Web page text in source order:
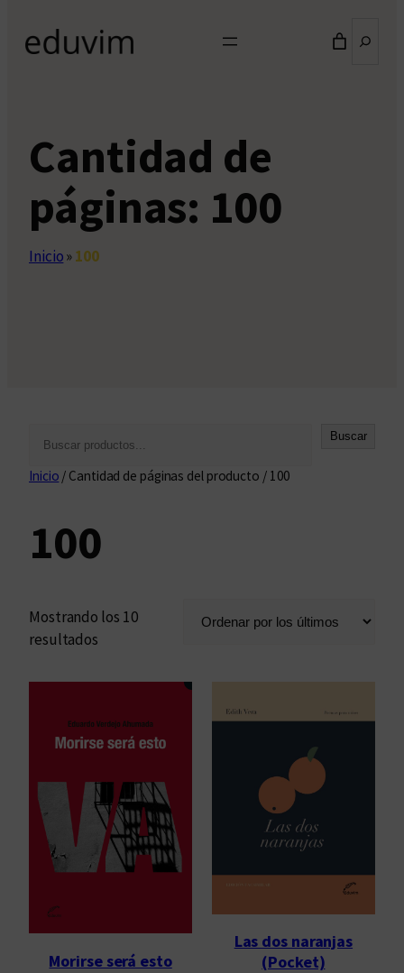
Cantidad de
páginas: 100
Inicio»100
s
Buscar
Inicio / Cantidad de páginas del producto / 100
100
Mostrando los 10
resultados
d
n
a
o
p
o
r
s
ú
Morirse será esto
Las dos naranjas
(Pocket)